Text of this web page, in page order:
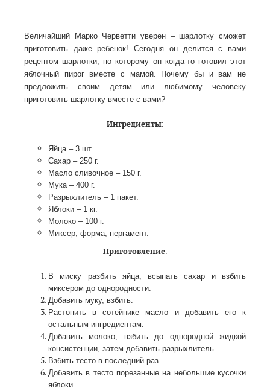
Величайший Марко Черветти уверен – шарлотку сможет
приготовить даже ребенок! Сегодня он делится с вами
рецептом шарлотки, по которому он когда-то готовил этот
яблочный пирог вместе с мамой. Почему бы и вам не
предложить своим детям или любимому человеку
приготовить шарлотку вместе с вами?
Ингредиенты:
Яйца – 3 шт.
Сахар – 250 г.
Масло сливочное – 150 г.
Мука – 400 г.
Разрыхлитель – 1 пакет.
Яблоки – 1 кг.
Молоко – 100 г.
Миксер, форма, пергамент.
Приготовление:
В миску разбить яйца, всыпать сахар и взбить
миксером до однородности.
Добавить муку, взбить.
Растопить в сотейнике масло и добавить его к
остальным ингредиентам.
Добавить молоко, взбить до однородной жидкой
консистенции, затем добавить разрыхлитель.
Взбить тесто в последний раз.
Добавить в тесто порезанные на небольшие кусочки
яблоки.